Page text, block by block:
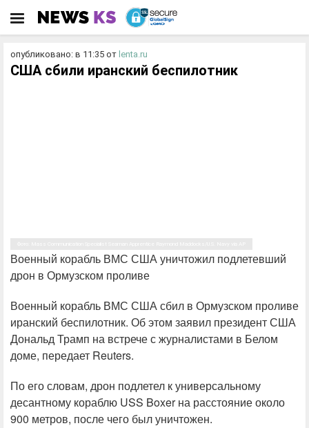
опубликовано: в 11:35 от lenta.ru
США сбили иранский беспилотник
Военный корабль ВМС США уничтожил подлетевший
дрон в Ормузском проливе
Военный корабль ВМС США сбил в Ормузском проливе
иранский беспилотник. Об этом заявил президент США
Дональд Трамп на встрече с журналистами в Белом
доме, передает Reuters.
По его словам, дрон подлетел к универсальному
десантному кораблю USS Boxer на расстояние около
900 метров, после чего был уничтожен.